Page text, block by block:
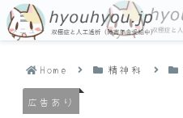
Home 精神科
広告あり
メニュー